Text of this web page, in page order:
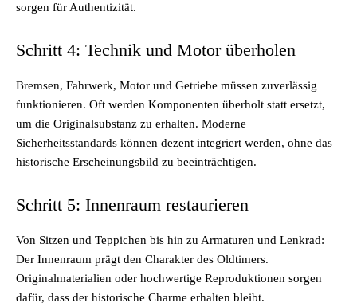
sorgen für Authentizität.
Schritt 4: Technik und Motor überholen
Bremsen, Fahrwerk, Motor und Getriebe müssen zuverlässig
funktionieren. Oft werden Komponenten überholt statt ersetzt,
um die Originalsubstanz zu erhalten. Moderne
Sicherheitsstandards können dezent integriert werden, ohne das
historische Erscheinungsbild zu beeinträchtigen.
Schritt 5: Innenraum restaurieren
Von Sitzen und Teppichen bis hin zu Armaturen und Lenkrad:
Der Innenraum prägt den Charakter des Oldtimers.
Originalmaterialien oder hochwertige Reproduktionen sorgen
dafür, dass der historische Charme erhalten bleibt.